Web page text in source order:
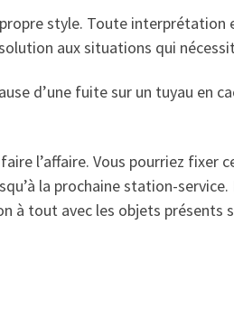
style. Toute
aux situations qui
d’une fuite sur un tuyau en
l’affaire. Vous pourriez fixer
la prochaine station-service.
tout avec les objets présents